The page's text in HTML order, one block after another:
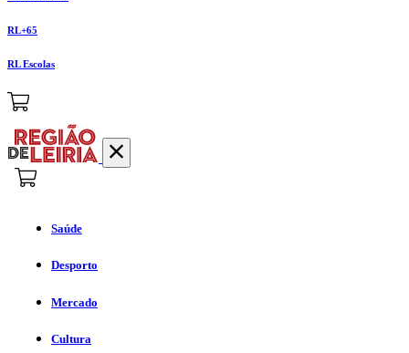
RL+65
RL Escolas
Saúde
Desporto
Mercado
Cultura